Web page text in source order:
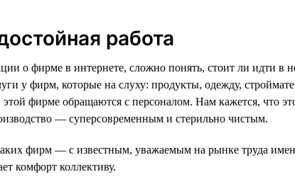
работа
о фирме в интернете, сложно понять, стоит ли идти в
у фирм, которые на слуху: продукты, одежду,
фирме обращаются с персоналом. Нам кажется, что
— суперсовременным и стерильно чистым.
фирм — с известным, уважаемым на рынке труда
комфорт коллективу.